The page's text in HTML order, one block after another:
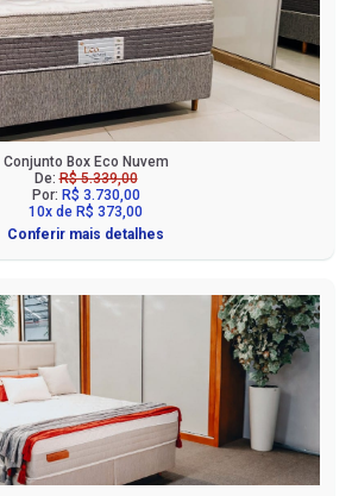
Conjunto Box Eco Nuvem
De:R$ 5.339,00
Por: R$ 3.730,00
10x de R$ 373,00
Conferir mais detalhes